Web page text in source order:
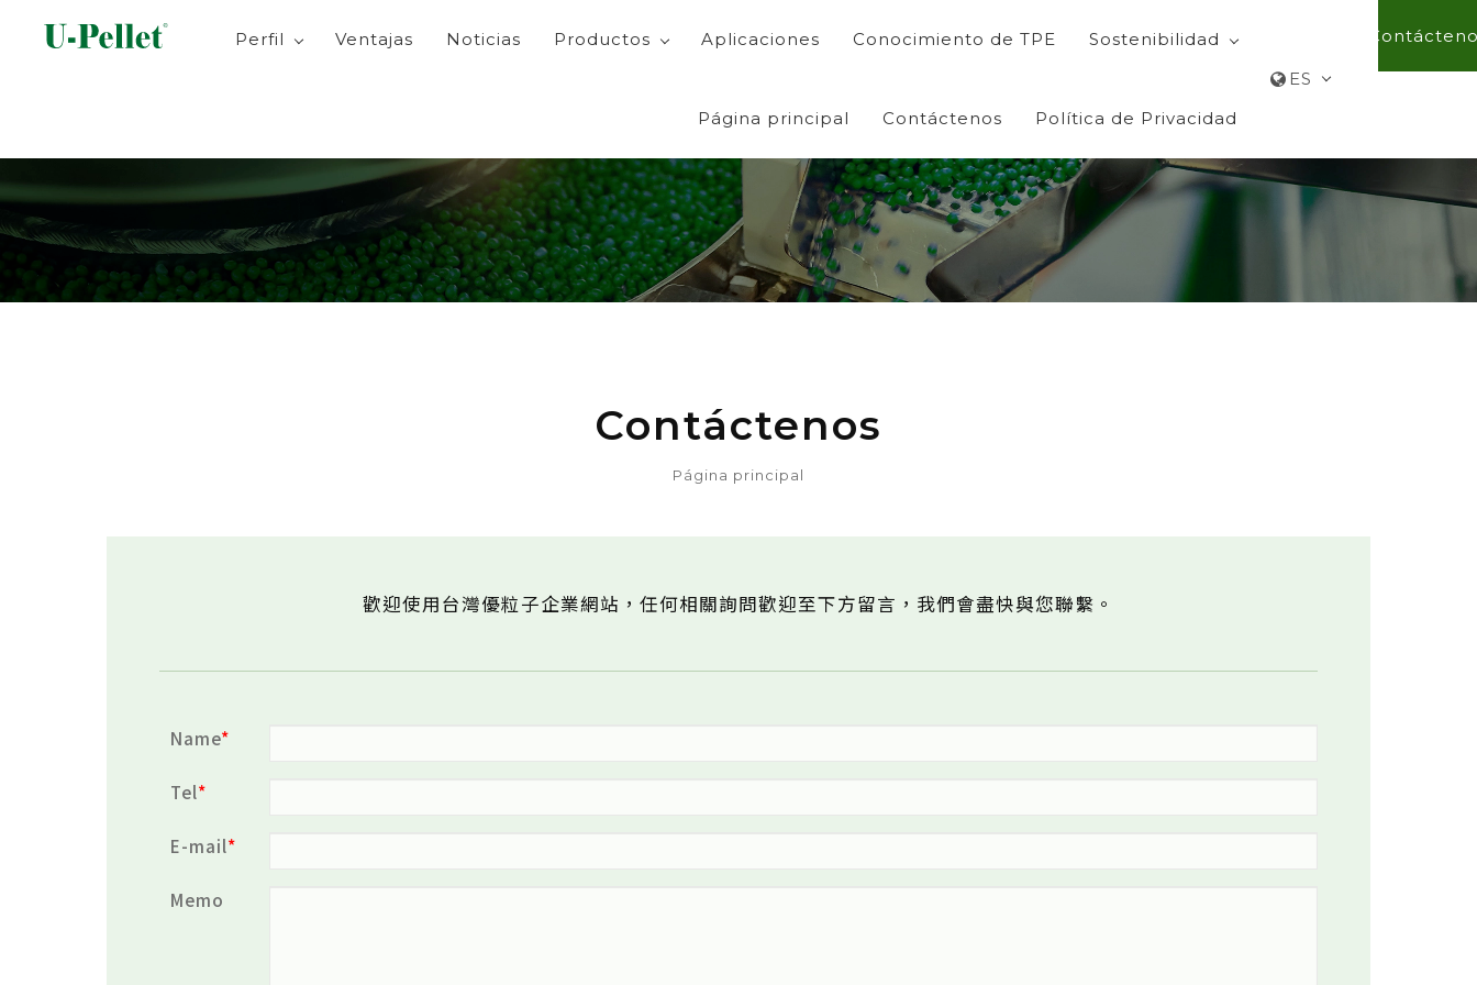
Perfil Ventajas Noticias Productos Aplicaciones Conocimiento de TPE Sostenibilidad
Página principal Contáctenos Política de Privacidad
ES
Contáctenos
Página principal
歡迎使用台灣優粒子企業網站，任何相關詢問歡迎至下方留言，我們會盡快與您聯繫。
Name
Tel
E-mail
Memo